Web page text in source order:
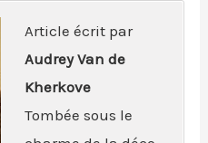
Article écrit par
Audrey Van de
Kherkove
Tombée sous le